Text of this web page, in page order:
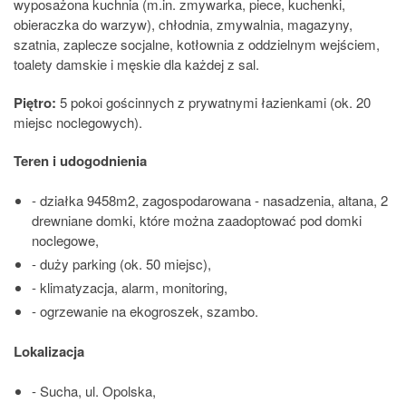
obieraczka do warzyw), chłodnia, zmywalnia, magazyny,
szatnia, zaplecze socjalne, kotłownia z oddzielnym wejściem,
toalety damskie i męskie dla każdej z sal.
Piętro: 5 pokoi gościnnych z prywatnymi łazienkami (ok. 20
miejsc noclegowych).
Teren i udogodnienia
- działka 9458m2, zagospodarowana - nasadzenia, altana, 2
drewniane domki, które można zaadoptować pod domki
noclegowe,
- duży parking (ok. 50 miejsc),
- klimatyzacja, alarm, monitoring,
- ogrzewanie na ekogroszek, szambo.
Lokalizacja
- Sucha, ul. Opolska,